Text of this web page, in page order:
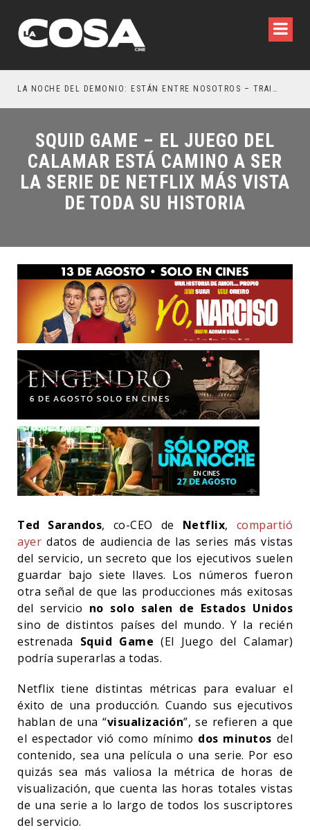
LA NOCHE DEL DEMONIO: ESTÁN ENTRE NOSOTROS – TRAILER FINAL
SQUID GAME – EL JUEGO DEL
CALAMAR ESTÁ CAMINO A SER
LA SERIE DE NETFLIX MÁS VISTA
DE TODA SU HISTORIA
Ted Sarandos, co-CEO de Netflix, compartió
ayer datos de audiencia de las series más vistas
del servicio, un secreto que los ejecutivos suelen
guardar bajo siete llaves. Los números fueron
otra señal de que las producciones más exitosas
del servicio no solo salen de Estados Unidos
sino de distintos países del mundo. Y la recién
estrenada Squid Game (El Juego del Calamar)
podría superarlas a todas.
Netflix tiene distintas métricas para evaluar el
éxito de una producción. Cuando sus ejecutivos
hablan de una “visualización”, se refieren a que
el espectador vió como mínimo dos minutos del
contenido, sea una película o una serie. Por eso
quizás sea más valiosa la métrica de horas de
visualización, que cuenta las horas totales vistas
de una serie a lo largo de todos los suscriptores
del servicio.